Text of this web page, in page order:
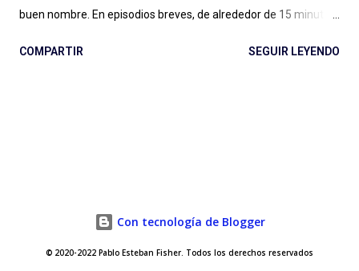
buen nombre. En episodios breves, de alrededor de 15 minutos,
Historia, con música amena y audios de archivo al paso para
contra la vida de Fidel Castro y el fanatismo por el helado del
COMPARTIR SEGUIR LEYENDO
Con tecnología de Blogger
© 2020-2022 Pablo Esteban Fisher. Todos los derechos reservados